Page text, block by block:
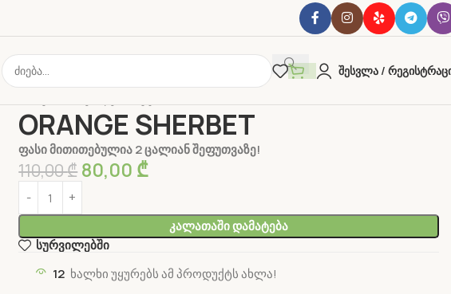
Შესვლა /
ORANGE SHERBET
ფასი მითითებულია 2 ცალიან შეფუთვაზე!
110,00₾ 80,00 ₾
Კალათაში Დამატება
სურვილებში
12 ხალხი უყურებს ამ პროდუქტს ახლა!